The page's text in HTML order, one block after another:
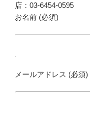
店：03-6454-0595
お名前 (必須)
メールアドレス (必須)